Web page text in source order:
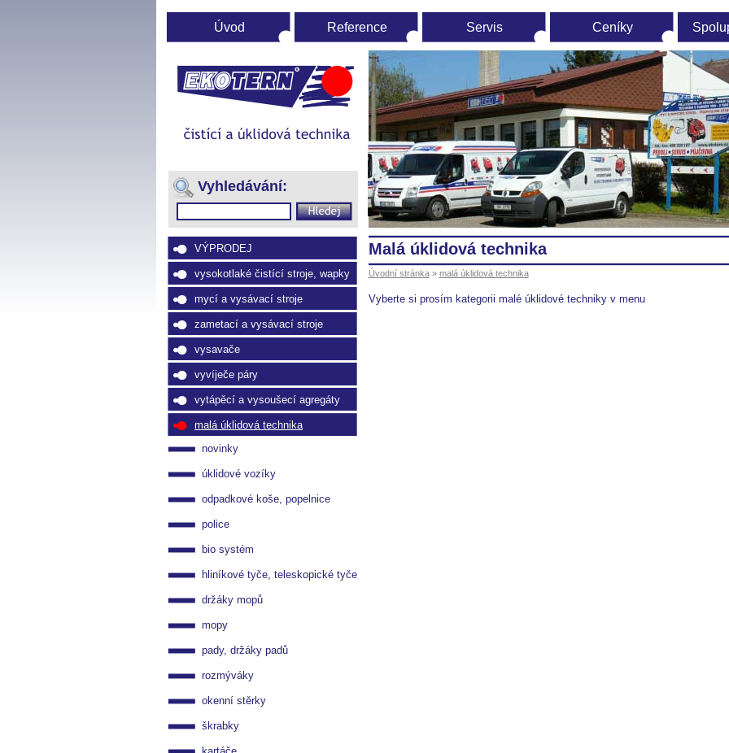
Úvodní
stránka
(Přejít
navigaci)
malá úklidová technika
Vyberte si prosím kategorii malé úklidové techniky v menu
Vyhledávání:
VÝPRODEJ
vysokotlaké čistící stroje, wapky
mycí a vysávací stroje
zametací a vysávací stroje
vysavače
vyvíječe páry
vytápěcí a vysoušecí agregáty
malá úklidová technika
novinky
úklidové vozíky
odpadkové koše, popelnice
police
bio systém
hliníkové tyče, teleskopické tyče
držáky mopů
mopy
pady, držáky padů
rozmýváky
okenní stěrky
škrabky
Úvod Reference Servis Ceníky
Úvodní stránka» malá úklidová technika